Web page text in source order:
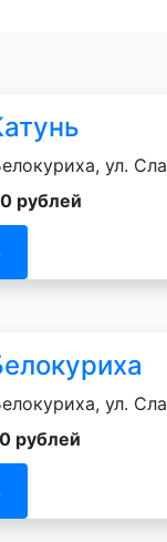
ул.
рублей
ул.
рублей